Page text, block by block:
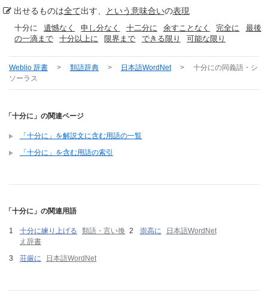
出せるものは全て出す、 という意味合いの表現
十分に 遺憾なく 申し分なく 十二分に 余すことなく 完全に
最後
の一滴まで
十分以上に 限界まで できる限り 可能な限り
Weblio 辞書 > 類語辞典 > 日本語WordNet > 十分にの同義語・シ
ソーラス
「十分に」の関連ページ
「十分に」を解説文に含む用語の一覧
「十分に」を含む用語の索引
「十分に」の関連用語
十分に練り上げる
類語・言い換
え辞書
崇高に 日本語WordNet
荘厳に 日本語WordNet